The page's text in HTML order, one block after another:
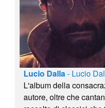
Lucio Dalla- Lucio
L'album della
autore, oltre che